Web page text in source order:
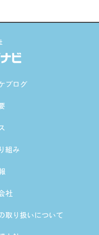
ブログ
組み
社
取り扱いについて